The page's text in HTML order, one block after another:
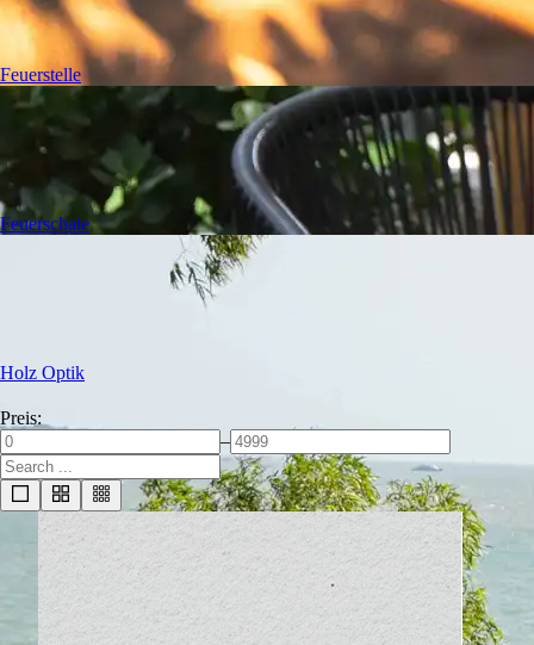
Feuerstelle
Feuerschale
Holz Optik
Preis:
–